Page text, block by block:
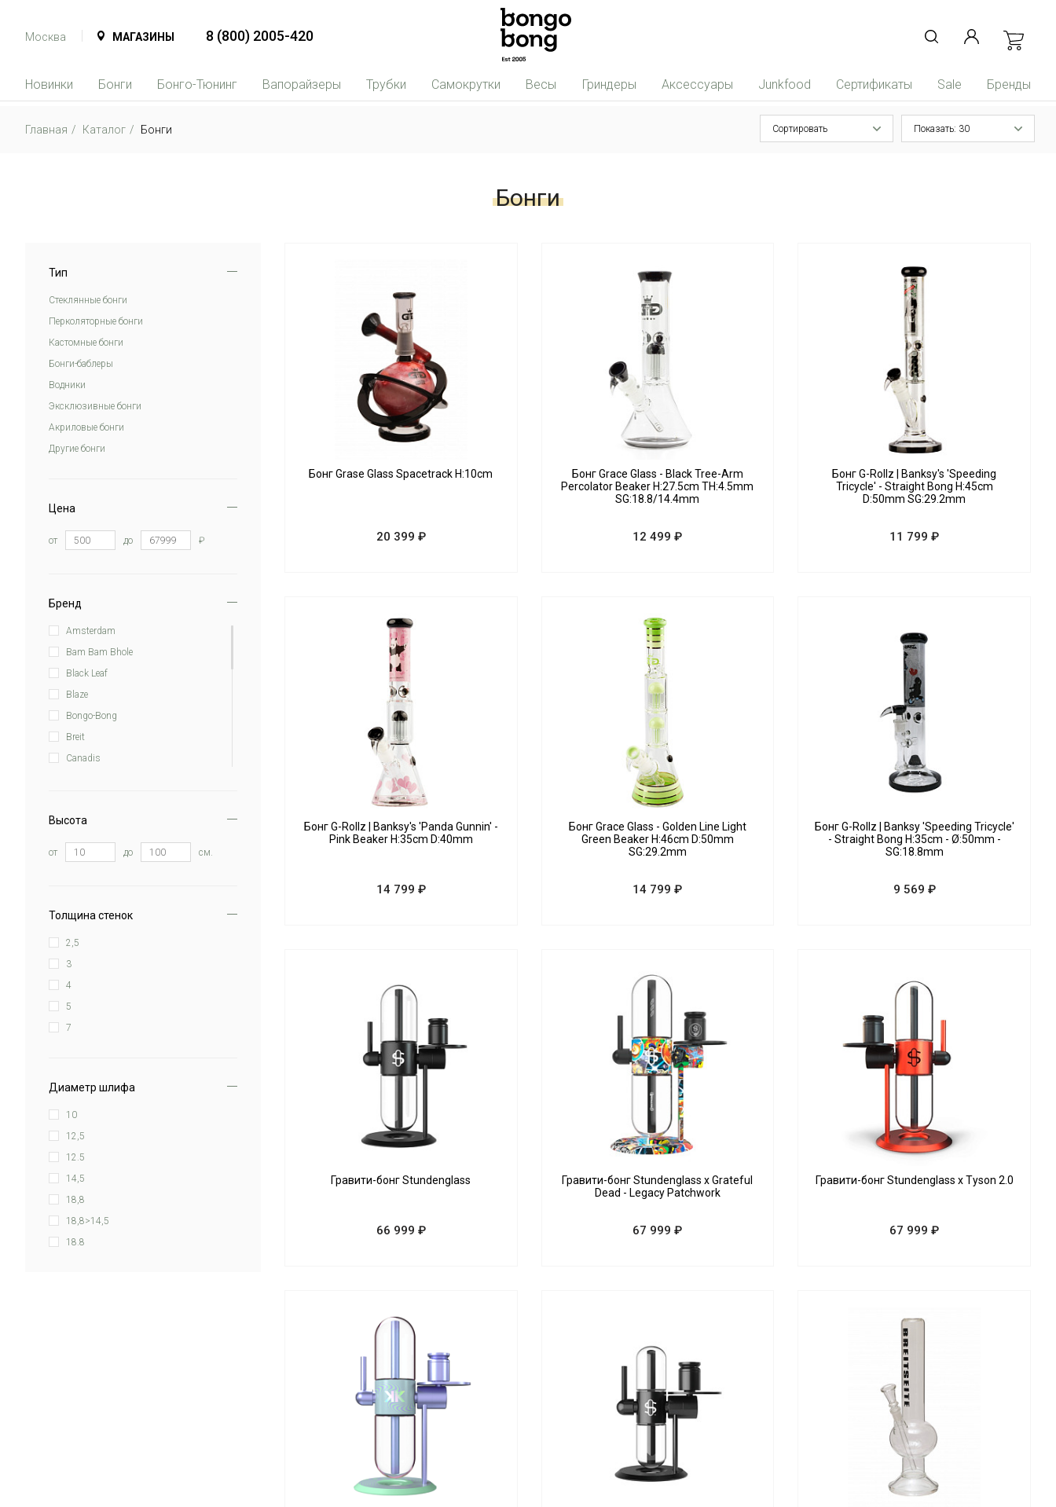
Москва МАГАЗИНЫ 8 (800) 2005-420
Новинки Бонги Бонго-Тюнинг Вапорайзеры Трубки Самокрутки Весы Гриндеры Аксессуары Junkfood Сертификаты Sale Бренды
Главная Каталог Бонги Сортировать Показать: 30
Бонги
Тип
Стеклянные бонги
Перколяторные бонги
Кастомные бонги
Бонги-баблеры
Водники
Эксклюзивные бонги
Акриловые бонги
Другие бонги
Цена
от до ₽
Бренд
Amsterdam
Bam Bam Bhole
Black Leaf
Blaze
Bongo-Bong
Breit
Canadis
Grace Glass
Greenline
Hittn Glass
Micro
No-Name
PhoenixStar
Rasta
Space Devil's
Высота
от до см.
Толщина стенок
2,5
3
4
5
7
Диаметр шлифа
10
12,5
12.5
14,5
18,8
18,8>14,5
18.8
Бонг Grase Glass Spacetrack H:10cm
20 399 ₽
Бонг Grace Glass - Black Tree-Arm
Percolator Beaker H:27.5cm TH:4.5mm
SG:18.8/14.4mm
12 499 ₽
Бонг G-Rollz | Banksy's 'Speeding
Tricycle' - Straight Bong H:45cm
D:50mm SG:29.2mm
11 799 ₽
Бонг G-Rollz | Banksy's 'Panda Gunnin' -
Pink Beaker H:35cm D:40mm
14 799 ₽
Бонг Grace Glass - Golden Line Light
Green Beaker H:46cm D:50mm
SG:29.2mm
14 799 ₽
Бонг G-Rollz | Banksy 'Speeding Tricycle'
- Straight Bong H:35cm - Ø:50mm -
SG:18.8mm
9 569 ₽
Гравити-бонг Stundenglass
66 999 ₽
Гравити-бонг Stundenglass x Grateful
Dead - Legacy Patchwork
67 999 ₽
Гравити-бонг Stundenglass x Tyson 2.0
67 999 ₽